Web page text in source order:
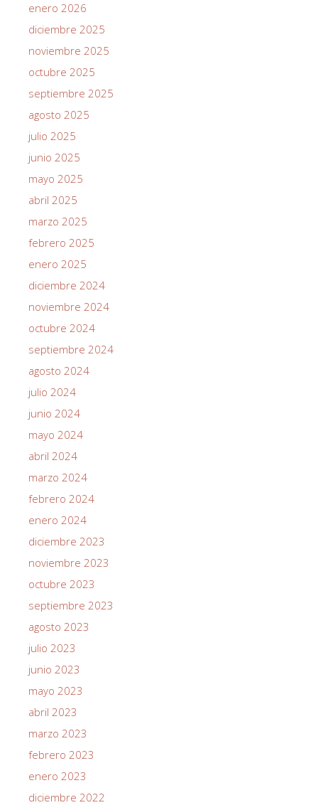
enero 2026
diciembre 2025
noviembre 2025
octubre 2025
septiembre 2025
agosto 2025
julio 2025
junio 2025
mayo 2025
abril 2025
marzo 2025
febrero 2025
enero 2025
diciembre 2024
noviembre 2024
octubre 2024
septiembre 2024
agosto 2024
julio 2024
junio 2024
mayo 2024
abril 2024
marzo 2024
febrero 2024
enero 2024
diciembre 2023
noviembre 2023
octubre 2023
septiembre 2023
agosto 2023
julio 2023
junio 2023
mayo 2023
abril 2023
marzo 2023
febrero 2023
enero 2023
diciembre 2022